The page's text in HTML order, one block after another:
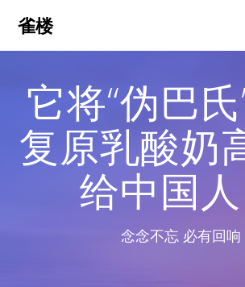
雀楼
它将“伪巴
复原乳酸奶
给中国人
念念不忘 必有回响